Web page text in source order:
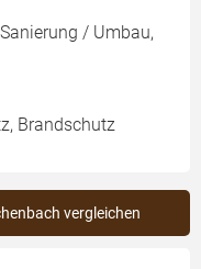
/ Umbau,
Brandschutz
vergleichen